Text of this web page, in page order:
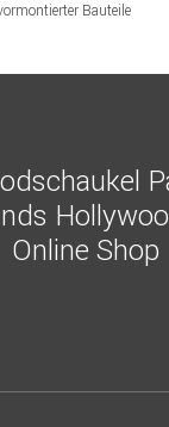
Bauteile
Online Shop